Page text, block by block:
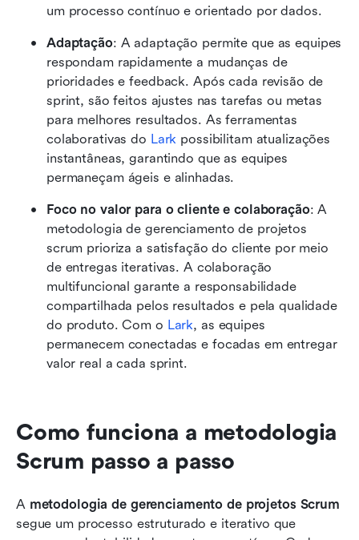
um processo contínuo e orientado por dados.
Adaptação: A adaptação permite que as equipes
respondam rapidamente a mudanças de
prioridades e feedback. Após cada revisão de
sprint, são feitos ajustes nas tarefas ou metas
para melhores resultados. As ferramentas
colaborativas do Lark possibilitam atualizações
instantâneas, garantindo que as equipes
permaneçam ágeis e alinhadas.
Foco no valor para o cliente e colaboração: A
metodologia de gerenciamento de projetos
scrum prioriza a satisfação do cliente por meio
de entregas iterativas. A colaboração
multifuncional garante a responsabilidade
compartilhada pelos resultados e pela qualidade
do produto. Com o Lark, as equipes
permanecem conectadas e focadas em entregar
valor real a cada sprint.
Como funciona a metodologia
Scrum passo a passo
A metodologia de gerenciamento de projetos Scrum
segue um processo estruturado e iterativo que